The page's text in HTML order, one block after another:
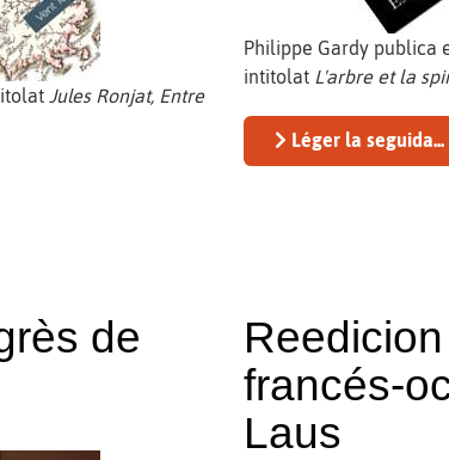
Jules Ronjat, Entre
Philippe Gardy publica
intitolat L'arbre et la
Léger la seguida...
de
francés-
Laus